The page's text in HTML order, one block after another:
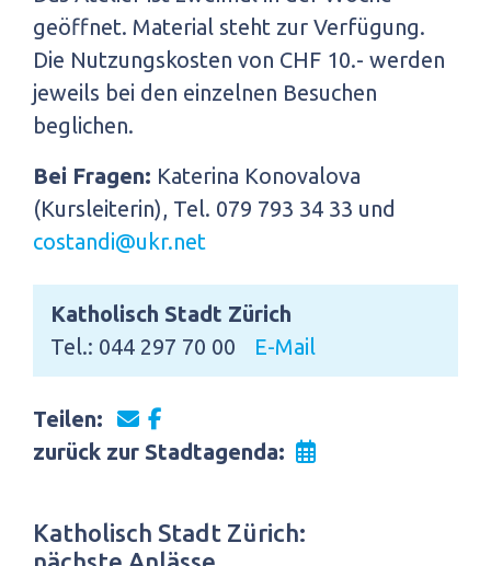
geöffnet. Material steht zur Verfügung.
Die Nutzungskosten von CHF 10.- werden
jeweils bei den einzelnen Besuchen
beglichen.
Bei Fragen: Katerina Konovalova
(Kursleiterin), Tel. 079 793 34 33 und
costandi@ukr.net
Katholisch Stadt Zürich
Tel.: 044 297 70 00
E-Mail
Teilen:
zurück zur Stadtagenda:
Katholisch Stadt Zürich: